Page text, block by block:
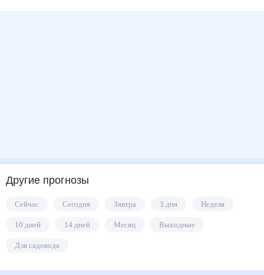
Другие прогнозы
Сейчас Сегодня Завтра 3 дня Неделя
10 дней 14 дней Месяц Выходные
Для садовода